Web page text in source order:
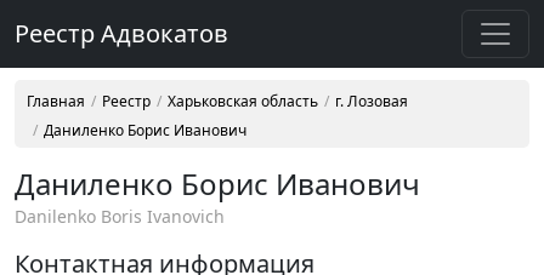
Реестр Адвокатов
Главная Реестр Харьковская область
г. Лозовая
Даниленко Борис Иванович
Даниленко Борис Иванович
Danilenko Boris Ivanovich
Контактная информация